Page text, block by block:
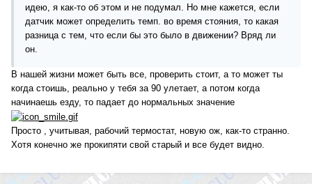
идею, я как-то об этом и не подумал. Но мне кажется, если
датчик может определить темп. во время стояния, то какая
разница с тем, что если бы это было в движении? Вряд ли
он.
В нашей жизни может быть все, проверить стоит, а то может ты
когда стоишь, реально у тебя за 90 улетает, а потом когда
начинаешь езду, то падает до нормальных значение
Просто , учитывая, рабочий термостат, новую ож, как-то странно.
Хотя конечно же прокипяти свой старый и все будет видно.